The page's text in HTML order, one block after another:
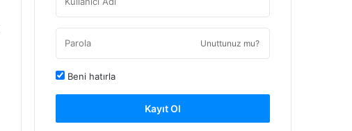
Unuttunuz mu?
Beni hatırla
Kayıt Ol